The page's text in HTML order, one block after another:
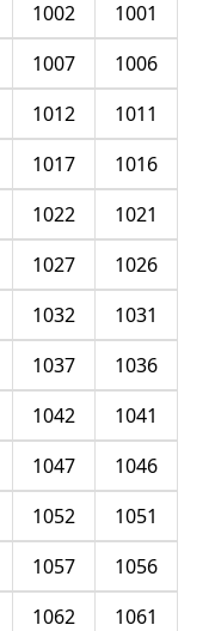
1001
1002
1006
1007
1011
1012
1016
1017
1021
1022
1026
1027
1031
1032
1036
1037
1041
1042
1046
1047
1051
1052
1056
1057
1061
1062